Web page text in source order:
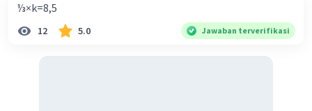
⅓×k=8,5
12 5.0 Jawaban terverifikasi